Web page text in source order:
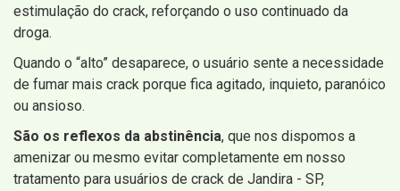
estimulação do crack, reforçando o uso continuado da
droga.
Quando o “alto” desaparece, o usuário sente a necessidade
de fumar mais crack porque fica agitado, inquieto, paranóico
ou ansioso.
São os reflexos da abstinência, que nos dispomos a
amenizar ou mesmo evitar completamente em nosso
tratamento para usuários de crack de Jandira - SP,